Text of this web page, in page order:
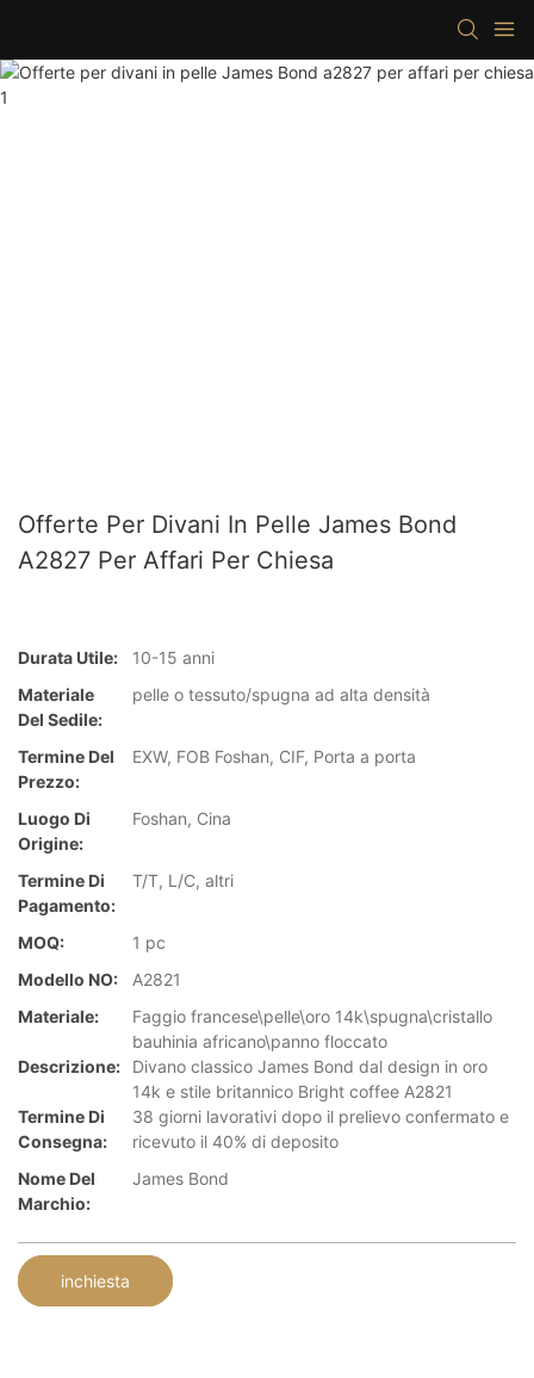
Offerte Per Divani In Pelle James Bond
A2827 Per Affari Per Chiesa
Durata Utile:
10-15 anni
Materiale
Del Sedile:
pelle o tessuto/spugna ad alta densità
Termine Del
Prezzo:
EXW, FOB Foshan, CIF, Porta a porta
Luogo Di
Origine:
Foshan, Cina
Termine Di
Pagamento:
T/T, L/C, altri
MOQ:
1 pc
Modello NO:
A2821
Materiale:
Faggio francese\pelle\oro 14k\spugna\cristallo
bauhinia africano\panno floccato
Descrizione:
Divano classico James Bond dal design in oro
14k e stile britannico Bright coffee A2821
Termine Di
Consegna:
38 giorni lavorativi dopo il prelievo confermato e
ricevuto il 40% di deposito
Nome Del
Marchio:
James Bond
inchiesta